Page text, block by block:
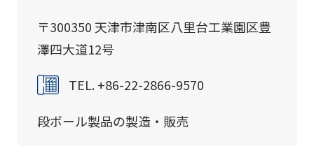
〒300350 天津市津南区八里台工業園区豊
澤四大道12号
TEL. +86-22-2866-9570
段ボール製品の製造・販売